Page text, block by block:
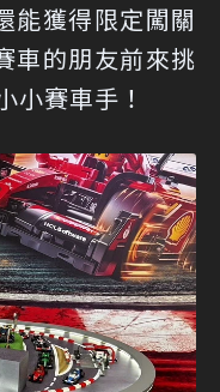
能獲得限定闖關
車的朋友前來挑
小賽車手！